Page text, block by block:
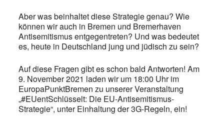
Aber was beinhaltet diese Strategie genau? Wie
können wir auch in Bremen und Bremerhaven
Antisemitismus entgegentreten? Und was bedeutet
es, heute in Deutschland jung und jüdisch zu sein?
Auf diese Fragen gibt es schon bald Antworten! Am
9. November 2021 laden wir um 18:00 Uhr im
EuropaPunktBremen zu unserer Veranstaltung
„#EUentSchlüsselt: Die EU-Antisemitismus-
Strategie“, unter Einhaltung der 3G-Regeln, ein!